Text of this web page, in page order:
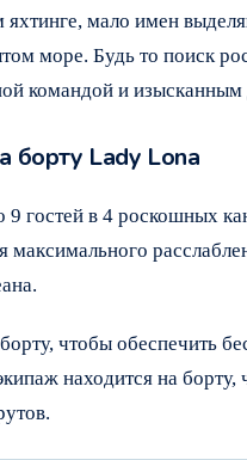
мало имен
море. Будь то поиск
командой и
борту Lady Lona
гостей в 4 роскошных
максимального
чтобы обеспечить
находится на борту,